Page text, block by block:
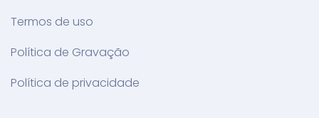
Termos de uso
Política de Gravação
Política de privacidade